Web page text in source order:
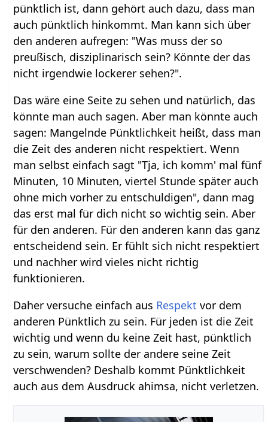
pünktlich ist, dann gehört auch dazu, dass man
auch pünktlich hinkommt. Man kann sich über
den anderen aufregen: "Was muss der so
preußisch, disziplinarisch sein? Könnte der das
nicht irgendwie lockerer sehen?".
Das wäre eine Seite zu sehen und natürlich, das
könnte man auch sagen. Aber man könnte auch
sagen: Mangelnde Pünktlichkeit heißt, dass man
die Zeit des anderen nicht respektiert. Wenn
man selbst einfach sagt "Tja, ich komm' mal fünf
Minuten, 10 Minuten, viertel Stunde später auch
ohne mich vorher zu entschuldigen", dann mag
das erst mal für dich nicht so wichtig sein. Aber
für den anderen. Für den anderen kann das ganz
entscheidend sein. Er fühlt sich nicht respektiert
und nachher wird vieles nicht richtig
funktionieren.
Daher versuche einfach aus Respekt vor dem
anderen Pünktlich zu sein. Für jeden ist die Zeit
wichtig und wenn du keine Zeit hast, pünktlich
zu sein, warum sollte der andere seine Zeit
verschwenden? Deshalb kommt Pünktlichkeit
auch aus dem Ausdruck ahimsa, nicht verletzen.